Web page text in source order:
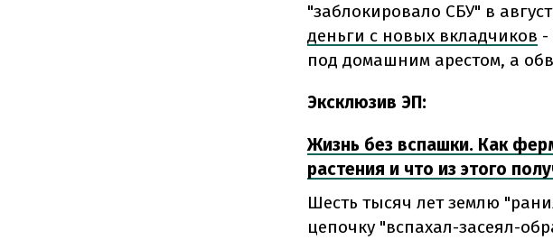
"заблокировало СБУ" в
деньги с новых вкладчиков -
под домашним арестом, а
Эксклюзив ЭП:
Жизнь без вспашки. Как
растения и что из этого
Шесть тысяч лет землю
цепочку "вспахал-засеял-